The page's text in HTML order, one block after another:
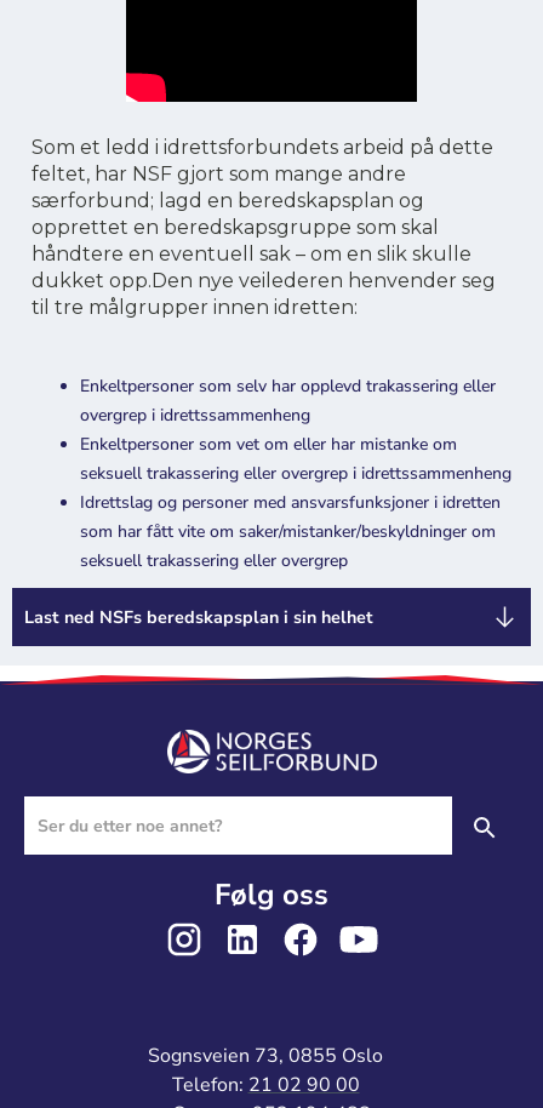
Som et ledd i idrettsforbundets arbeid på dette
feltet, har NSF gjort som mange andre
særforbund; lagd en beredskapsplan og
opprettet en beredskapsgruppe som skal
håndtere en eventuell sak – om en slik skulle
dukket opp.Den nye veilederen henvender seg
til tre målgrupper innen idretten:
Enkeltpersoner som selv har opplevd trakassering eller
overgrep i idrettssammenheng
Enkeltpersoner som vet om eller har mistanke om
seksuell trakassering eller overgrep i idrettssammenheng
Idrettslag og personer med ansvarsfunksjoner i idretten
som har fått vite om saker/mistanker/beskyldninger om
seksuell trakassering eller overgrep
Last ned NSFs beredskapsplan i sin helhet
Følg oss
Sognsveien 73, 0855 Oslo
Telefon:21 02 90 00